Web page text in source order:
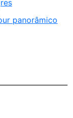
panorâmico